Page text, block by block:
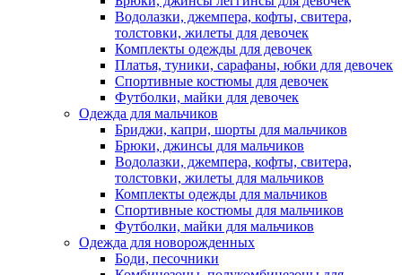
Водолазки, джемпера, кофты, свитера,
толстовки, жилеты для девочек
Комплекты одежды для девочек
Платья, туники, сарафаны, юбки для девочек
Спортивные костюмы для девочек
Футболки, майки для девочек
Одежда для мальчиков
Бриджи, капри, шорты для мальчиков
Брюки, джинсы для мальчиков
Водолазки, джемпера, кофты, свитера,
толстовки, жилеты для мальчиков
Комплекты одежды для мальчиков
Спортивные костюмы для мальчиков
Футболки, майки для мальчиков
Одежда для новорожденных
Боди, песочники